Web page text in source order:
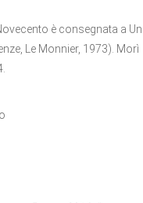
è consegnata a Un
Le Monnier, 1973). Morì